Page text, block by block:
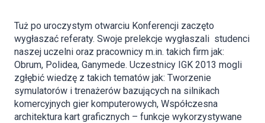
Tuż po uroczystym otwarciu Konferencji zaczęto
wygłaszać referaty. Swoje prelekcje wygłaszali studenci
naszej uczelni oraz pracownicy m.in. takich firm jak:
Obrum, Polidea, Ganymede. Uczestnicy IGK 2013 mogli
zgłębić wiedzę z takich tematów jak: Tworzenie
symulatorów i trenażerów bazujących na silnikach
komercyjnych gier komputerowych, Współczesna
architektura kart graficznych – funkcje wykorzystywane